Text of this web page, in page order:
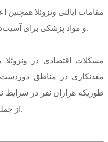
مقامات ایالتی ونزوئلا همچنین
و مواد پزشکی برای آسیب‌دیدگان این حادثه رانش زمین هستند.
مشکلات اقتصادی در ونزوئلا
معدنکاری در مناطق
طوریکه هزاران نفر در شرایط
از جمله طلا را از این معادن استخراج کنند.